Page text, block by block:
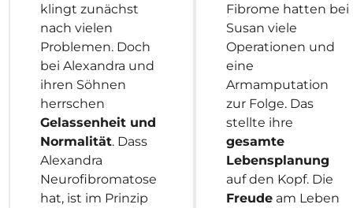
klingt zunächst
nach vielen
Problemen. Doch
bei Alexandra und
ihren Söhnen
herrschen
Gelassenheit und
Normalität. Dass
Alexandra
Neurofibromatose
hat, ist im Prinzip
Fibrome hatten bei
Susan viele
Operationen und
eine
Armamputation
zur Folge. Das
stellte ihre
gesamte
Lebensplanung
auf den Kopf. Die
Freudeam Leben